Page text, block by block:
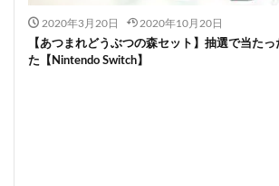
2020年3月20日 2020年10月20日
【あつまれどうぶつの森セット】抽選で当た
た【Nintendo Switch】